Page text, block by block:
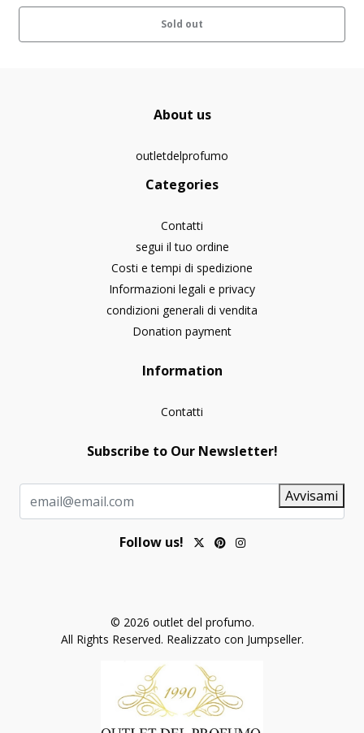
Sold out
About us
outletdelprofumo
Categories
Contatti
segui il tuo ordine
Costi e tempi di spedizione
Informazioni legali e privacy
condizioni generali di vendita
Donation payment
Information
Contatti
Subscribe to Our Newsletter!
Avvisami
Follow us!
© 2026 outlet del profumo.
All Rights Reserved. Realizzato con Jumpseller.